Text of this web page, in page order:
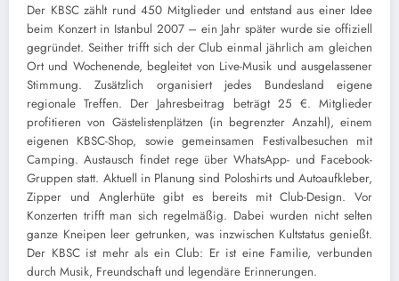
Der KBSC zählt rund 450 Mitglieder und entstand aus einer Idee
beim Konzert in Istanbul 2007 – ein Jahr später wurde sie offiziell
gegründet. Seither trifft sich der Club einmal jährlich am gleichen
Ort und Wochenende, begleitet von Live-Musik und ausgelassener
Stimmung. Zusätzlich organisiert jedes Bundesland eigene
regionale Treffen. Der Jahresbeitrag beträgt 25 €. Mitglieder
profitieren von Gästelistenplätzen (in begrenzter Anzahl), einem
eigenen KBSC-Shop, sowie gemeinsamen Festivalbesuchen mit
Camping. Austausch findet rege über WhatsApp- und Facebook-
Gruppen statt. Aktuell in Planung sind Poloshirts und Autoaufkleber,
Zipper und Anglerhüte gibt es bereits mit Club-Design. Vor
Konzerten trifft man sich regelmäßig. Dabei wurden nicht selten
ganze Kneipen leer getrunken, was inzwischen Kultstatus genießt.
Der KBSC ist mehr als ein Club: Er ist eine Familie, verbunden
durch Musik, Freundschaft und legendäre Erinnerungen.